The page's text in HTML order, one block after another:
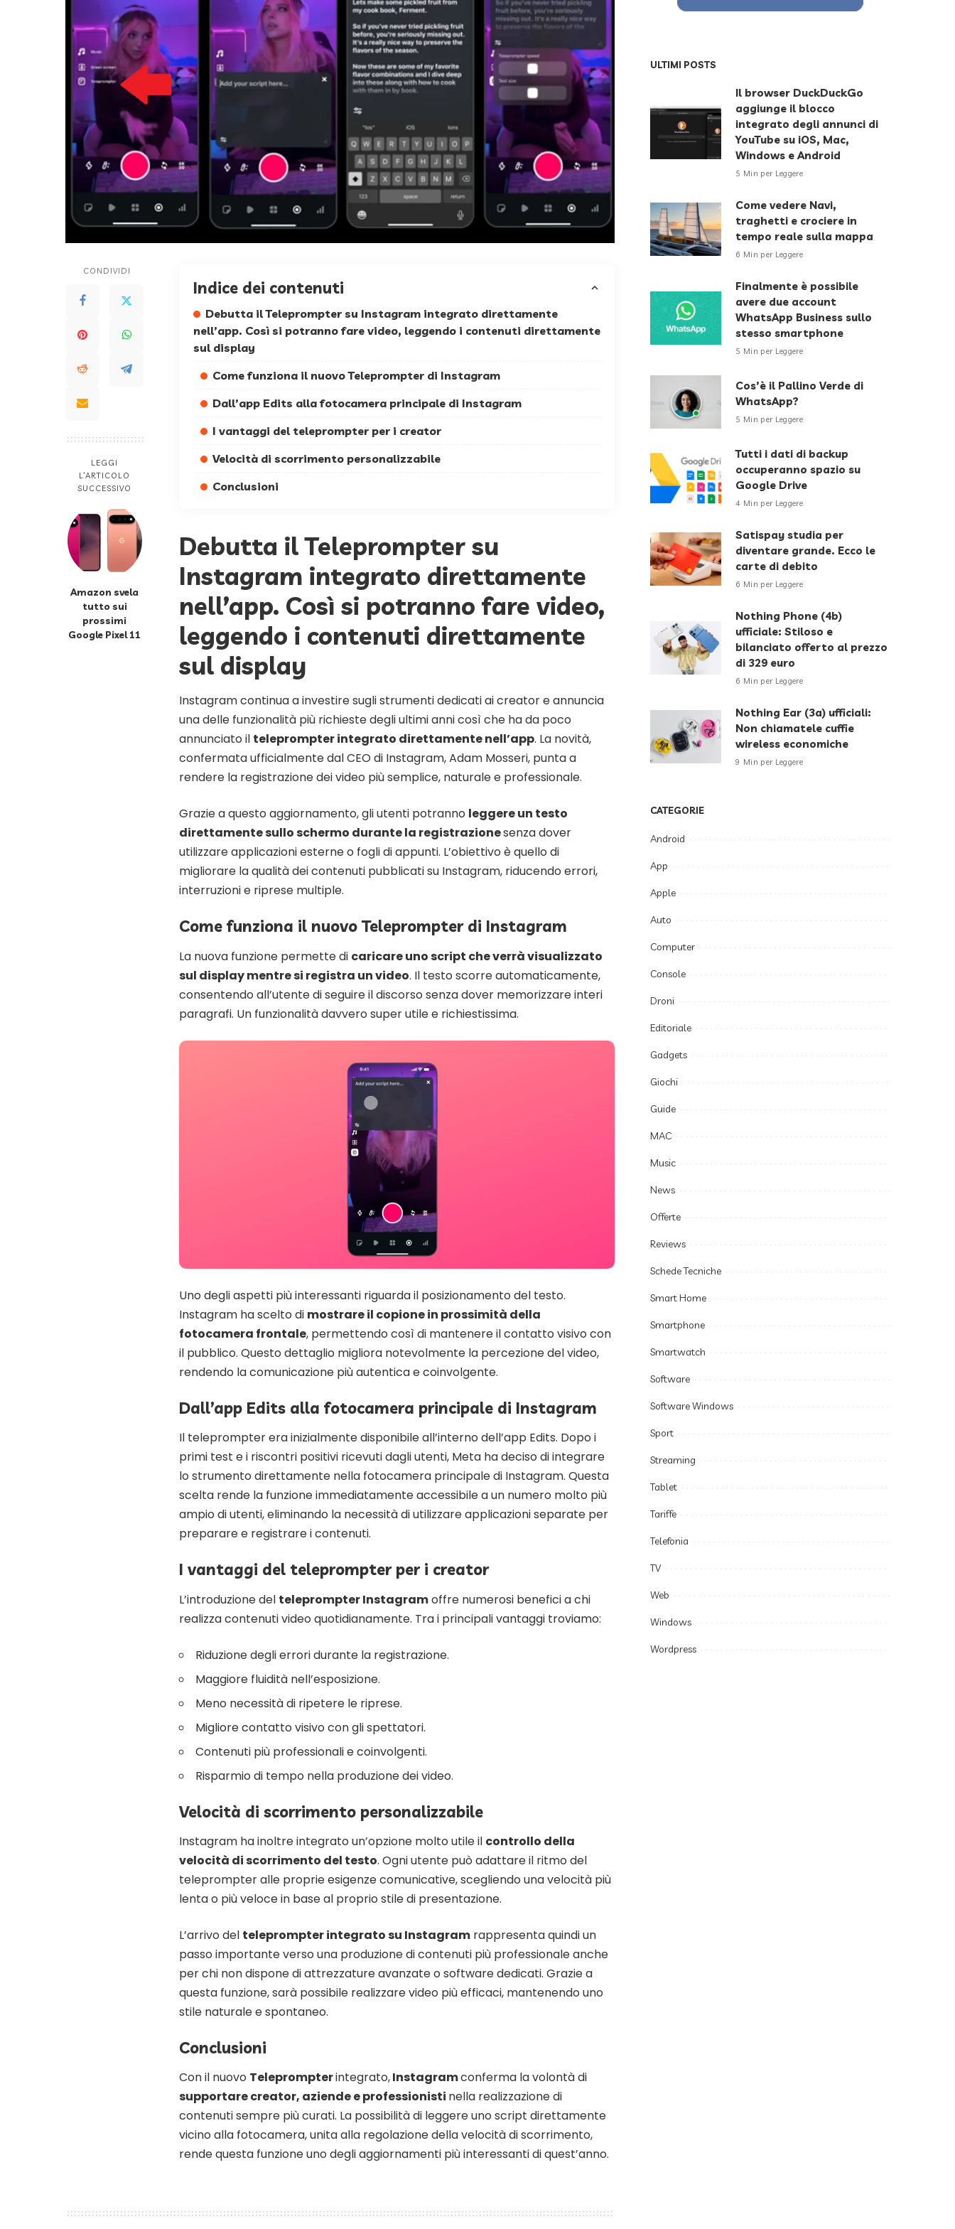
CONDIVIDI
LEGGI
L’ARTICOLO
SUCCESSIVO
Amazon svela
tutto sui
prossimi
Google Pixel 11
Indice dei contenuti
Debutta il Teleprompter su Instagram integrato direttamente
nell’app. Così si potranno fare video, leggendo i contenuti direttamente
sul display
Come funziona il nuovo Teleprompter di Instagram
Dall’app Edits alla fotocamera principale di Instagram
I vantaggi del teleprompter per i creator
Velocità di scorrimento personalizzabile
Conclusioni
Debutta il Teleprompter su
Instagram integrato direttamente
nell’app. Così si potranno fare video,
leggendo i contenuti direttamente
sul display
Instagram continua a investire sugli strumenti dedicati ai creator e annuncia
una delle funzionalità più richieste degli ultimi anni così che ha da poco
annunciato il teleprompter integrato direttamente nell’app. La novità,
confermata ufficialmente dal CEO di Instagram, Adam Mosseri, punta a
rendere la registrazione dei video più semplice, naturale e professionale.
Grazie a questo aggiornamento, gli utenti potranno leggere un testo
direttamente sullo schermo durante la registrazionesenza dover
utilizzare applicazioni esterne o fogli di appunti. L’obiettivo è quello di
migliorare la qualità dei contenuti pubblicati su Instagram, riducendo errori,
interruzioni e riprese multiple.
Come funziona il nuovo Teleprompter di Instagram
La nuova funzione permette di caricare uno script che verrà visualizzato
sul display mentre si registra un video. Il testo scorre automaticamente,
consentendo all’utente di seguire il discorso senza dover memorizzare interi
paragrafi. Un funzionalità davvero super utile e richiestissima.
Uno degli aspetti più interessanti riguarda il posizionamento del testo.
Instagram ha scelto di mostrare il copione in prossimità della
fotocamera frontale, permettendo così di mantenere il contatto visivo con
il pubblico. Questo dettaglio migliora notevolmente la percezione del video,
rendendo la comunicazione più autentica e coinvolgente.
Dall’app Edits alla fotocamera principale di Instagram
Il teleprompter era inizialmente disponibile all’interno dell’app Edits. Dopo i
primi test e i riscontri positivi ricevuti dagli utenti, Meta ha deciso di integrare
lo strumento direttamente nella fotocamera principale di Instagram. Questa
scelta rende la funzione immediatamente accessibile a un numero molto più
ampio di utenti, eliminando la necessità di utilizzare applicazioni separate per
preparare e registrare i contenuti.
I vantaggi del teleprompter per i creator
L’introduzione del teleprompter Instagramoffre numerosi benefici a chi
realizza contenuti video quotidianamente. Tra i principali vantaggi troviamo:
Riduzione degli errori durante la registrazione.
Maggiore fluidità nell’esposizione.
Meno necessità di ripetere le riprese.
Migliore contatto visivo con gli spettatori.
Contenuti più professionali e coinvolgenti.
Risparmio di tempo nella produzione dei video.
Velocità di scorrimento personalizzabile
Instagram ha inoltre integrato un’opzione molto utile il controllo della
velocità di scorrimento del testo. Ogni utente può adattare il ritmo del
teleprompter alle proprie esigenze comunicative, scegliendo una velocità più
lenta o più veloce in base al proprio stile di presentazione.
L’arrivo del teleprompter integrato su Instagram rappresenta quindi un
passo importante verso una produzione di contenuti più professionale anche
per chi non dispone di attrezzature avanzate o software dedicati. Grazie a
questa funzione, sarà possibile realizzare video più efficaci, mantenendo uno
stile naturale e spontaneo.
Conclusioni
Con il nuovo Teleprompterintegrato,Instagramconferma la volontà di
supportare creator, aziende e professionisti nella realizzazione di
contenuti sempre più curati. La possibilità di leggere uno script direttamente
vicino alla fotocamera, unita alla regolazione della velocità di scorrimento,
rende questa funzione uno degli aggiornamenti più interessanti di quest’anno.
ULTIMI POSTS
Il browser DuckDuckGo
aggiunge il blocco
integrato degli annunci di
YouTube su iOS, Mac,
Windows e Android
5 Min per Leggere
Come vedere Navi,
traghetti e crociere in
tempo reale sulla mappa
6 Min per Leggere
Finalmente è possibile
avere due account
WhatsApp Business sullo
stesso smartphone
5 Min per Leggere
Cos’è il Pallino Verde di
WhatsApp?
5 Min per Leggere
Tutti i dati di backup
occuperanno spazio su
Google Drive
4 Min per Leggere
Satispay studia per
diventare grande. Ecco le
carte di debito
6 Min per Leggere
Nothing Phone (4b)
ufficiale: Stiloso e
bilanciato offerto al prezzo
di 329 euro
6 Min per Leggere
Nothing Ear (3a) ufficiali:
Non chiamatele cuffie
wireless economiche
9 Min per Leggere
CATEGORIE
Android
App
Apple
Auto
Computer
Console
Droni
Editoriale
Gadgets
Giochi
Guide
MAC
Music
News
Offerte
Reviews
Schede Tecniche
Smart Home
Smartphone
Smartwatch
Software
Software Windows
Sport
Streaming
Tablet
Tariffe
Telefonia
TV
Web
Windows
Wordpress